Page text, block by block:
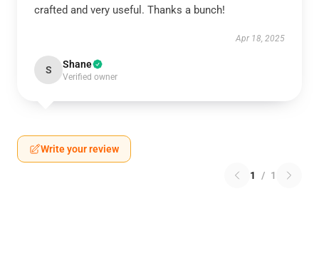
crafted and very useful. Thanks a bunch!
Apr 18, 2025
S Shane
Verified owner
Write your review
1 / 1